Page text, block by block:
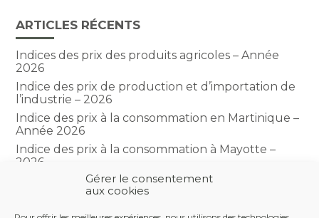
Gérer le consentement
aux cookies
ARTICLES RÉCENTS
Indices des prix des produits agricoles – Année
2026
Indice des prix de production et d’importation de
l’industrie – 2026
Indice des prix à la consommation en Martinique –
Année 2026
Indice des prix à la consommation à Mayotte –
2026
Indice du climat des affaires dans le BTP – Année